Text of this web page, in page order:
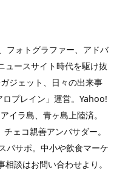
フォトグラファー、アドバ
ュースサイト時代を駆け抜
ジェット、日々の出来事
プレイン」運営。Yahoo!
イラ島、青ヶ島上陸済。
ェコ親善アンバサダー。
パサポ。中小や飲食マーケ
談はお問い合わせより。